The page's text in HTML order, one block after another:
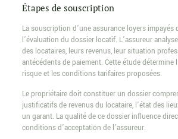
Étapes de souscription
La souscription d’une assurance loyers impayés
l’évaluation du dossier locatif. L’assureur
des locataires, leurs revenus, leur situation
antécédents de paiement. Cette étude détermine
risque et les conditions tarifaires proposées.
Le propriétaire doit constituer un dossier
justificatifs de revenus du locataire, l’état des
un garant. La qualité de ce dossier influence
conditions d’acceptation de l’assureur.